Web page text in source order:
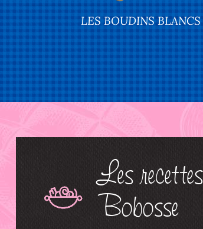
LES BOUDINS BLANCS
Les recettes
Bobosse